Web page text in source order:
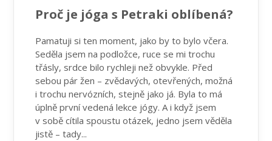
Proč je jóga s Petraki oblíbená?
Pamatuji si ten moment, jako by to bylo včera.
Seděla jsem na podložce, ruce se mi trochu
třásly, srdce bilo rychleji než obvykle. Před
sebou pár žen – zvědavých, otevřených, možná
i trochu nervózních, stejně jako já. Byla to má
úplně první vedená lekce jógy. A i když jsem
v sobě cítila spoustu otázek, jedno jsem věděla
jistě – tady...